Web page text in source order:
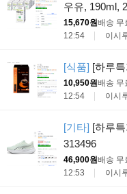
우유, 190ml,
15,670원배송 무
12:54
이시
[식품] [하루
10,950원배송 무
12:54
이시
[기타] [하루
313496
46,900원배송 무
12:53
이시